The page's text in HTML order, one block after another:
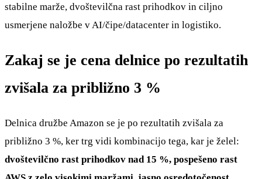
stabilne marže, dvoštevilčna rast prihodkov in ciljno
usmerjene naložbe v AI/čipe/datacenter in logistiko.
Zakaj se je cena delnice po rezultatih
zvišala za približno 3 %
Delnica družbe Amazon se je po rezultatih zvišala za
približno 3 %, ker trg vidi kombinacijo tega, kar je želel:
dvoštevilčno rast prihodkov nad 15 %, pospešeno rast